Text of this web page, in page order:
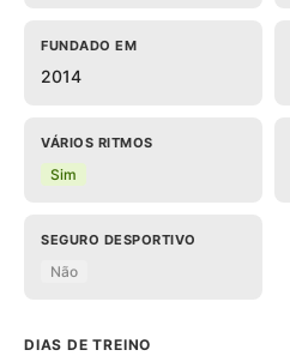
FUNDADO EM
2014
VÁRIOS RITMOS
Sim
SEGURO DESPORTIVO
Não
DIAS DE TREINO